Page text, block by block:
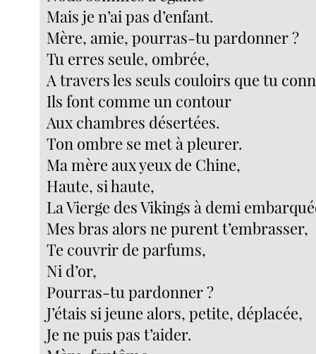
Mais je n’ai pas d’enfant.
Mère, amie, pourras-tu pardonner ?
Tu erres seule, ombrée,
A travers les seuls couloirs que tu
Ils font comme un contour
Aux chambres désertées.
Ton ombre se met à pleurer.
Ma mère aux yeux de Chine,
Haute, si haute,
La Vierge des Vikings à demi
Mes bras alors ne purent t’embrasser,
Te couvrir de parfums,
Ni d’or,
Pourras-tu pardonner ?
J’étais si jeune alors, petite, déplacée,
Je ne puis pas t’aider.